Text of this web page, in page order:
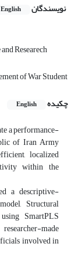
نویسندگان English
Researech
of War Student
چکیده
English
a performance-
of Iran Army
localized
within the
a descriptive-
Structural
SmartPLS
made
involved in